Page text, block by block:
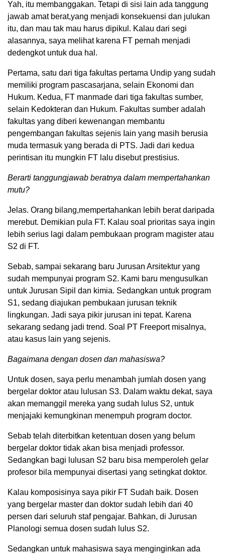
Yah, itu membanggakan. Tetapi di sisi lain ada tanggung
jawab amat berat,yang menjadi konsekuensi dan julukan
itu, dan mau tak mau harus dipikul. Kalau dari segi
alasannya, saya melihat karena FT pernah menjadi
dedengkot untuk dua hal.
Pertama, satu dari tiga fakultas pertama Undip yang sudah
memiliki program pascasarjana, selain Ekonomi dan
Hukum. Kedua, FT manmade dari tiga fakultas sumber,
selain Kedokteran dan Hukum. Fakultas sumber adalah
fakultas yang diberi kewenangan membantu
pengembangan fakuItas sejenis Iain yang masih berusia
muda termasuk yang berada di PTS. Jadi dari kedua
perintisan itu mungkin FT lalu disebut prestisius.
Berarti tanggungjawab beratnya dalam mempertahankan
mutu?
Jelas. Orang bilang,mempertahankan lebih berat daripada
merebut. Demikian pula FT. Kalau soal prioritas saya ingin
lebih serius lagi dalam pembukaan program magister atau
S2 di FT.
Sebab, sampai sekarang baru Jurusan Arsitektur yang
sudah mempunyai program S2. Kami baru mengusulkan
untuk Jurusan Sipil dan kimia. Sedangkan untuk program
S1, sedang diajukan pembukaan jurusan teknik
lingkungan. Jadi saya pikir jurusan ini tepat. Karena
sekarang sedang jadi trend. Soal PT Freeport misalnya,
atau kasus lain yang sejenis.
Bagaimana dengan dosen dan mahasiswa?
Untuk dosen, saya perlu menambah jumlah dosen yang
bergelar doktor atau lulusan S3. Dalam waktu dekat, saya
akan memanggil mereka yang sudah lulus S2, untuk
menjajaki kemungkinan menempuh program doctor.
Sebab telah diterbitkan ketentuan dosen yang belum
bergelar doktor tidak akan bisa menjadi professor.
Sedangkan bagi lulusan S2 baru bisa memperoleh gelar
profesor bila mempunyai disertasi yang setingkat doktor.
Kalau komposisinya saya pikir FT Sudah baik. Dosen
yang bergelar master dan doktor sudah lebih dari 40
persen dari seluruh staf pengajar. Bahkan, di Jurusan
Planologi semua dosen sudah lulus S2.
Sedangkan untuk mahasiswa saya menginginkan ada